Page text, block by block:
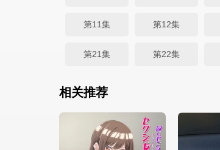
第11集 第12集
第21集 第22集
相关推荐